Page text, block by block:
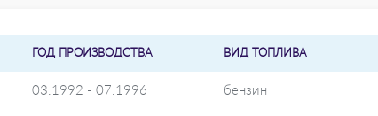
ГОД ПРОИЗВОДСТВА ВИД ТОПЛИВА
03.1992 - 07.1996 бензин